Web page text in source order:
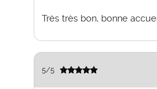
Très très bon, bonne
5/5